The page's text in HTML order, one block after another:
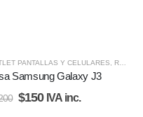
PANTALLAS Y CELULARES REPUESTOS
Samsung Galaxy J3
$150 IVA inc.